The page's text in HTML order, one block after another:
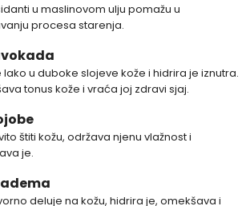
u maslinovom ulju pomažu u
procesa starenja.
lako u duboke slojeve kože i hidrira je iznutra.
tonus kože i vraća joj zdravi sjaj.
štiti kožu, održava njenu vlažnost i
je.
deluje na kožu, hidrira je, omekšava i